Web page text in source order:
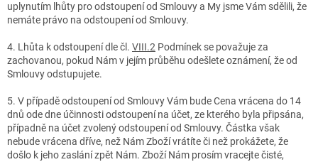
uplynutím lhůty pro odstoupení od Smlouvy a My jsme Vám sdělili, že
nemáte právo na odstoupení od Smlouvy.
4. Lhůta k odstoupení dle čl. VIII.2 Podmínek se považuje za
zachovanou, pokud Nám v jejím průběhu odešlete oznámení, že od
Smlouvy odstupujete.
5. V případě odstoupení od Smlouvy Vám bude Cena vrácena do 14
dnů ode dne účinnosti odstoupení na účet, ze kterého byla připsána,
případně na účet zvolený odstoupení od Smlouvy. Částka však
nebude vrácena dříve, než Nám Zboží vrátíte či než prokážete, že
došlo k jeho zaslání zpět Nám. Zboží Nám prosím vracejte čisté,